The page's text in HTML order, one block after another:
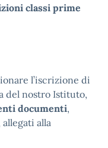
classi prime
l’iscrizione di
del nostro Istituto,
documenti,
alla